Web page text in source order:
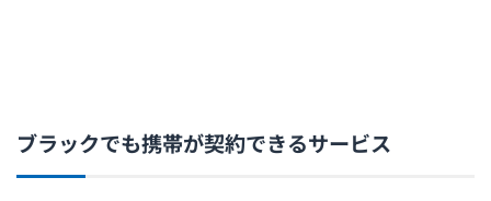
ブラックでも携帯が契約できるサービス